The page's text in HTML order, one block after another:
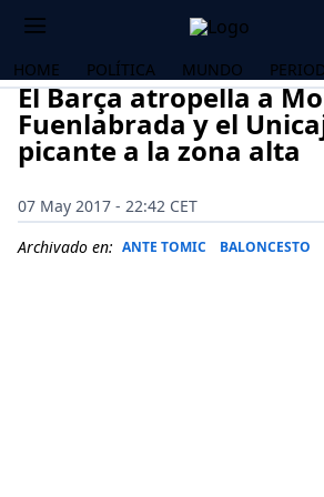
HOME POLÍTICA MUNDO
El Barça atropella a
Fuenlabrada y el
picante a la zona alta
07 May 2017 - 22:42 CET
Archivado en: ANTE TOMIC BALONCESTO